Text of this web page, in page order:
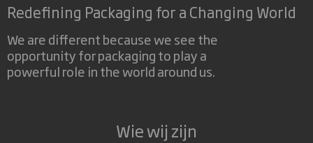
Redefining Packaging for a Changing World
We are different because we see the
opportunity for packaging to play a
powerful role in the world around us.
Wie wij zijn